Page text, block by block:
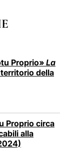
Proprio» La
della
Proprio circa
alla